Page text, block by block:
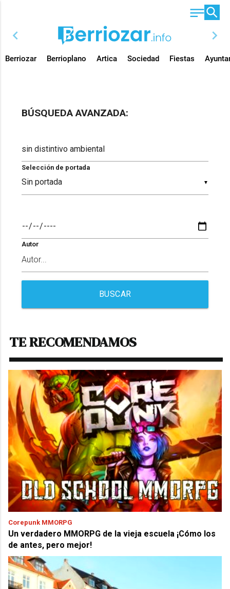
chevron_left chevron_right
Berriozar Berrioplano Artica Sociedad Fiestas
BÚSQUEDA AVANZADA:
▼
Selección de portada
Autor
BUSCAR
TE RECOMENDAMOS
Corepunk MMORPG
Un verdadero MMORPG de la vieja escuela ¡Cómo los
de antes, pero mejor!